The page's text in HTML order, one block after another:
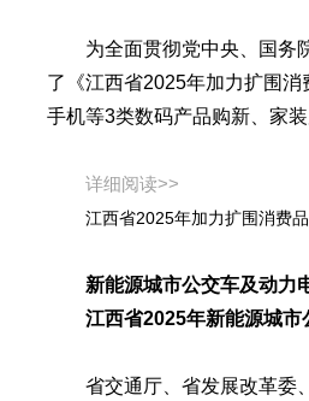
为全面贯彻党中央、国务
了《江西省2025年加力扩围
手机等3类数码产品购新、家
详细阅读>>
江西省2025年加力扩围消费
新能源城市公交车及动力
江西省2025年新能源城
省交通厅、省发展改革委